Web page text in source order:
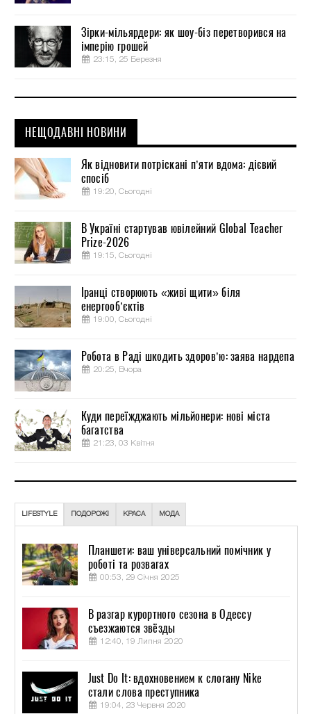
Зірки-мільярдери: як шоу-біз перетворився на
імперію грошей
23:15, 25 Березня
НЕЩОДАВНІ НОВИНИ
Як відновити потріскані п’яти вдома: дієвий
спосіб
19:20, Сьогодні
В Україні стартував ювілейний Global Teacher
Prize-2026
19:15, Сьогодні
Іранці створюють «живі щити» біля
енергооб’єктів
19:00, Сьогодні
Робота в Раді шкодить здоров’ю: заява нардепа
20:25, Вчора
Куди переїжджають мільйонери: нові міста
багатства
21:23, 03 Квітня
LIFESTYLE ПОДОРОЖІ КРАСА МОДА
Планшети: ваш універсальний помічник у
роботі та розвагах
00:53, 29 Січня 2025
В разгар курортного сезона в Одессу
съезжаются звёзды
12:40, 19 Липня 2020
Just Do It: вдохновением к слогану Nike
стали слова преступника
19:04, 23 Червня 2020